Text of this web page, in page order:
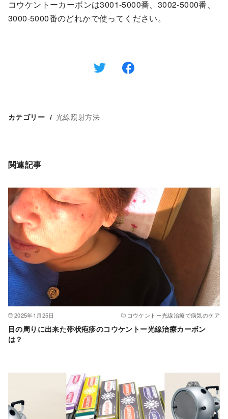
コウケントーカーボンは3001‐5000番、3002‐5000番、
3000‐5000番のどれかで使ってください。
カテゴリー 光線照射方法
関連記事
2025年1月25日 コウケントー光線治療で病気のケア
目の周りに出来た帯状疱疹のコウケントー光線治療カーボン
は？